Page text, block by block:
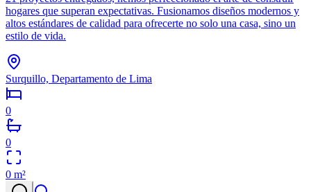
hogares que superan expectativas. Fusionamos diseños modernos y
altos estándares de calidad para ofrecerte no solo una casa, sino un
estilo de vida.
Surquillo, Departamento de Lima
0
0
0 m²